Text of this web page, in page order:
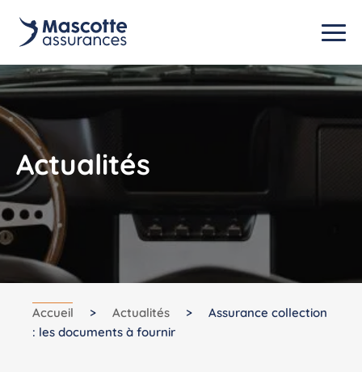
Actualités
Accueil > Actualités > Assurance collection
: les documents à fournir